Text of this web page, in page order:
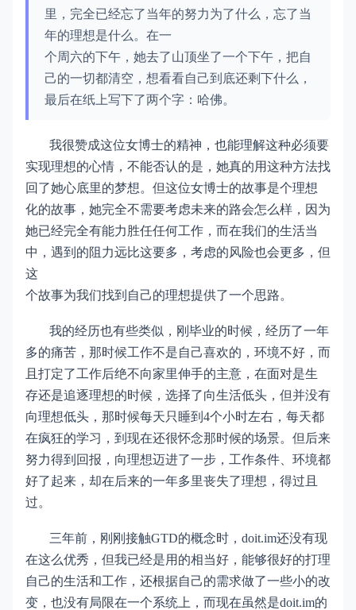
里，完全已经忘了当年的努力为了什么，忘了当
年的理想是什么。在一
个周六的下午，她去了山顶坐了一个下午，把自
己的一切都清空，想看看自己到底还剩下什么，
最后在纸上写下了两个字：哈佛。
我很赞成这位女博士的精神，也能理解这种必须要
实现理想的心情，不能否认的是，她真的用这种方法找
回了她心底里的梦想。但这位女博士的故事是个理想
化的故事，她完全不需要考虑未来的路会怎么样，因为
她已经完全有能力胜任任何工作，而在我们的生活当
中，遇到的阻力远比这要多，考虑的风险也会更多，但
这
个故事为我们找到自己的理想提供了一个思路。
我的经历也有些类似，刚毕业的时候，经历了一年
多的痛苦，那时候工作不是自己喜欢的，环境不好，而
且打定了工作后绝不向家里伸手的主意，在面对是生
存还是追逐理想的时候，选择了向生活低头，但并没有
向理想低头，那时候每天只睡到4个小时左右，每天都
在疯狂的学习，到现在还很怀念那时候的场景。但后来
努力得到回报，向理想迈进了一步，工作条件、环境都
好了起来，却在后来的一年多里丧失了理想，得过且
过。
三年前，刚刚接触GTD的概念时，doit.im还没有现
在这么优秀，但我已经是用的相当好，能够很好的打理
自己的生活和工作，还根据自己的需求做了一些小的改
变，也没有局限在一个系统上，而现在虽然是doit.im的